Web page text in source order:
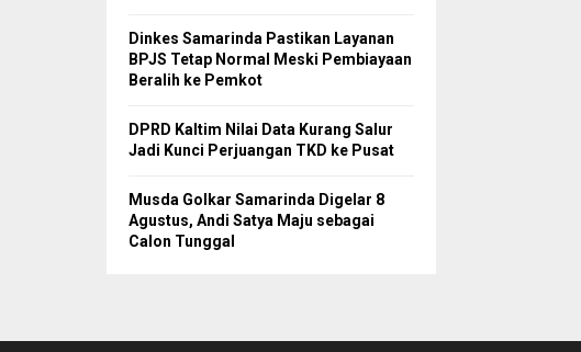
Dinkes Samarinda Pastikan Layanan
BPJS Tetap Normal Meski Pembiayaan
Beralih ke Pemkot
DPRD Kaltim Nilai Data Kurang Salur
Jadi Kunci Perjuangan TKD ke Pusat
Musda Golkar Samarinda Digelar 8
Agustus, Andi Satya Maju sebagai
Calon Tunggal